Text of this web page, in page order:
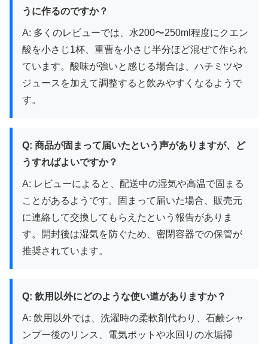
うに作るのですか？
A: 多くのレビューでは、水200〜250ml程度にクエン
酸を小さじ1杯、重曹を小さじ半分ほど混ぜて作られ
ています。酸味が強いと感じる場合は、ハチミツや
ジュースを加えて調整すると飲みやすくなるようで
す。
Q: 商品が固まって届いたという声がありますが、ど
うすればよいですか？
A: レビューによると、配送中の湿気や高温で固まる
ことがあるようです。固まって届いた場合、販売元
に連絡して交換してもらえたという報告がありま
す。開封後は湿気を防ぐため、密閉容器での保管が
推奨されています。
Q: 飲用以外にどのような使い道がありますか？
A: 飲用以外では、洗濯時の柔軟剤代わり、石鹸シャ
ンプー後のリンス、電気ポットや水回りの水垢掃